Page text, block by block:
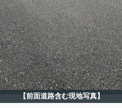
【前面道路含む現地写真】